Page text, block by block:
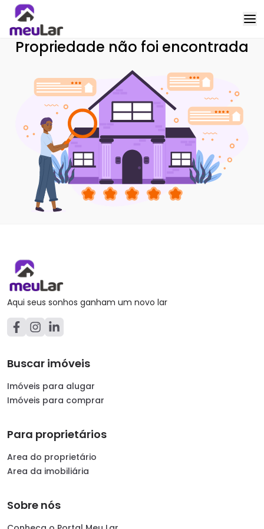
Propriedade não foi encontrada
Aqui seus sonhos ganham um novo lar
Buscar imóveis
Imóveis para alugar
Imóveis para comprar
Para proprietários
Area do proprietário
Area da imobiliária
Sobre nós